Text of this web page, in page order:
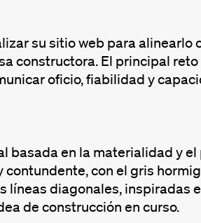
su sitio web para alinearlo
constructora. El principal
oficio, fiabilidad y
basada en la materialidad y
con el gris
líneas diagonales, inspiradas
de construcción en curso.